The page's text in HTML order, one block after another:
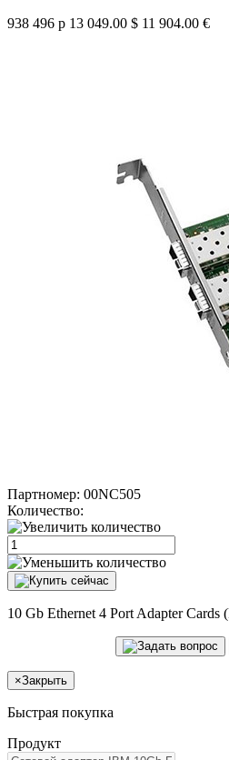
938 496 р 13 049.00 $ 11 904.00 €
Партномер: 00NC505
Количество:
10 Gb Ethernet 4 Port Adapter Cards
×Закрыть
Быстрая покупка
Продукт